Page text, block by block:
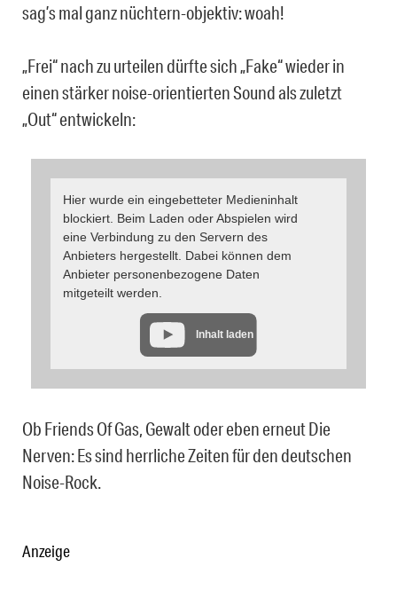
sag’s mal ganz nüchtern-objektiv: woah!
„Frei“ nach zu urteilen dürfte sich „Fake“ wieder in
einen stärker noise-orientierten Sound als zuletzt
„Out“ entwickeln:
Hier wurde ein eingebetteter Medieninhalt
blockiert. Beim Laden oder Abspielen wird
eine Verbindung zu den Servern des
Anbieters hergestellt. Dabei können dem
Anbieter personenbezogene Daten
mitgeteilt werden.
Inhalt laden
Ob Friends Of Gas, Gewalt oder eben erneut Die
Nerven: Es sind herrliche Zeiten für den deutschen
Noise-Rock.
Anzeige